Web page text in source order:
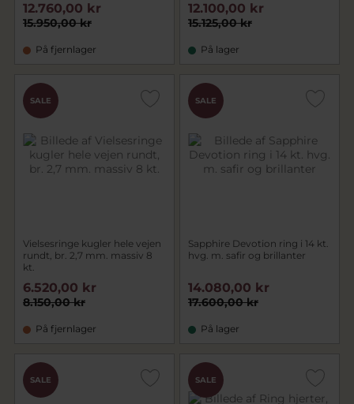
15.950,00 kr
12.760,00 kr
På fjernlager
15.125,00 kr
12.100,00 kr
På lager
SALE
Vielsesringe kugler hele vejen
rundt, br. 2,7 mm. massiv 8
kt.
8.150,00 kr
6.520,00 kr
På fjernlager
SALE
Sapphire Devotion ring i 14 kt.
hvg. m. safir og brillanter
17.600,00 kr
14.080,00 kr
På lager
SALE SALE